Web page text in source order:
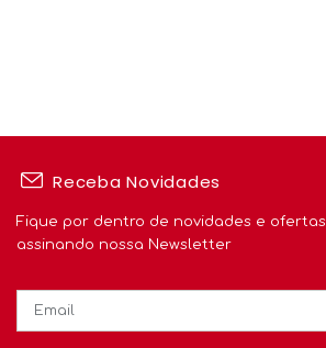
Receba Novidades
Fique por dentro de novidades e ofertas
assinando nossa Newsletter